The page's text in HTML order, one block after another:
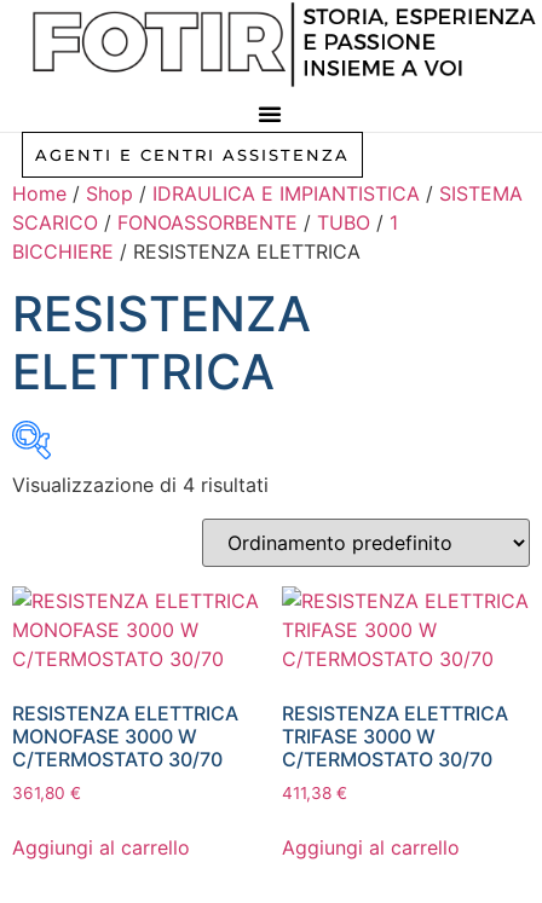
contenuto
AGENTI E CENTRI ASSISTENZA
Home / Shop / IDRAULICA E IMPIANTISTICA / SISTEMA
SCARICO / FONOASSORBENTE / TUBO / 1
BICCHIERE / RESISTENZA ELETTRICA
RESISTENZA
ELETTRICA
Inizia a digitare per attivare la ricerca
Visualizzazione di 4 risultati
RESISTENZA ELETTRICA
MONOFASE 3000 W
C/TERMOSTATO 30/70
361,80 €
Aggiungi al carrello
RESISTENZA ELETTRICA
TRIFASE 3000 W
C/TERMOSTATO 30/70
411,38 €
Aggiungi al carrello